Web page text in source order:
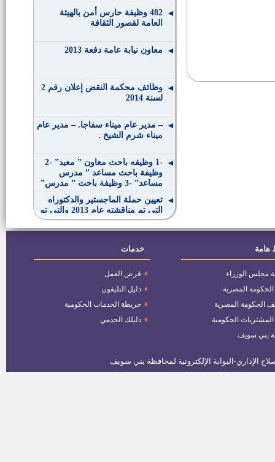
482 وظيفة حارس أمن بالهيئة
العامة لقصور الثقافة
معاون نيابة عامة دفعة 2013
وظائف محكمة النقض إعلان رقم 2
لسنة 2014
– مدير عام ميناء سفاجا. – مدير عام
ميناء شرم الشيخ .
-1 وظيفه باحث معاون ” معيد” -2
وظيفة باحث مساعد ” مدرس
مساعد” -3 وظيفة باحث ” مدرس”
تعيين حملة الماجستير والدكتوراه
التى تم مناقشته عام 2013 والتى تم
اعتمادها حتى 30/6/2014
عدد اثنان سائق سياره ثالث
ثان
هامة
مجلس الوزراء
الحكومة المصرية
الحكومة المصرية
المشتريات الحكومية
بني سويف
خدمات
فرص العمل
دليل التليفون
خريطة الخدمات الحكومية
دليلك الخدمي